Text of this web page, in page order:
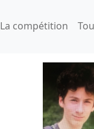
La compétition